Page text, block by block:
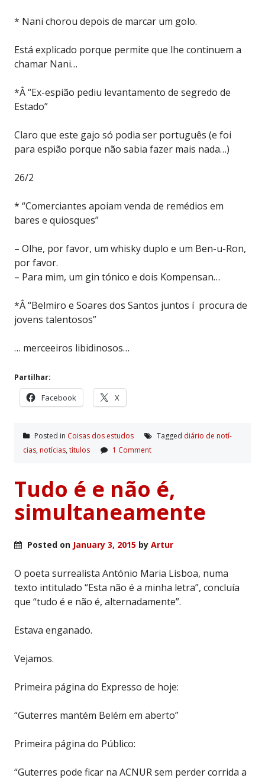
* Nani chorou depois de marcar um golo.
Está explicado porque permite que lhe continuem a
chamar Nani…
*Â “Ex-espião pediu levantamento de segredo de
Estado”
Claro que este gajo só podia ser português (e foi
para espião porque não sabia fazer mais nada…)
26/2
* “Comerciantes apoiam venda de remédios em
bares e quiosques”
– Olhe, por favor, um whisky duplo e um Ben-u-Ron,
por favor.
– Para mim, um gin tónico e dois Kompensan…
*Â “Belmiro e Soares dos Santos juntos í procura de
jovens talentosos”
… merceeiros libidinosos…
Partilhar:
Facebook X
Posted in Coisas dos estudos Tagged diário de notí­
cias, notí­cias, tí­tulos 1 Comment
Tudo é e não é,
simultaneamente
Posted on January 3, 2015 by Artur
O poeta surrealista António Maria Lisboa, numa
texto intitulado “Esta não é a minha letra”, concluía
que “tudo é e não é, alternadamente”.
Estava enganado.
Vejamos.
Primeira página do Expresso de hoje:
“Guterres mantém Belém em aberto”
Primeira página do Público:
“Guterres pode ficar na ACNUR sem perder corrida a